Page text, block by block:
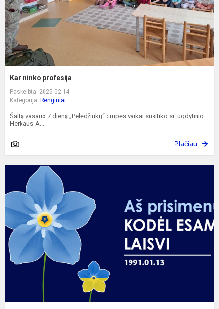
Karininko profesija
Paskelbta: 2025-02-14
Kategorija: Renginiai
Šaltą vasario 7 dieną „Pelėdžiukų“ grupės vaikai susitiko su ugdytinio
Herkaus-A...
Plačiau